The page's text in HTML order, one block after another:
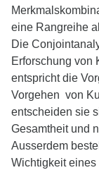
eine Rangreihe
Die
Erforschung von
entspricht die
Vorgehen von
entscheiden sie
Gesamtheit und
Ausserdem
Wichtigkeit eines